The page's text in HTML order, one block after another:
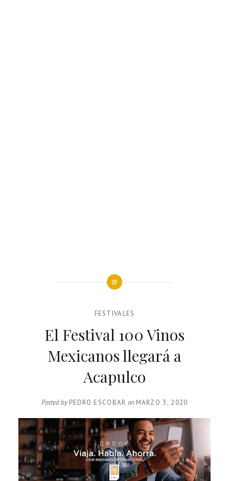
FESTIVALES
El Festival 100 Vinos
Mexicanos llegará a
Acapulco
Posted by PEDRO ESCOBAR on MARZO 3, 2020